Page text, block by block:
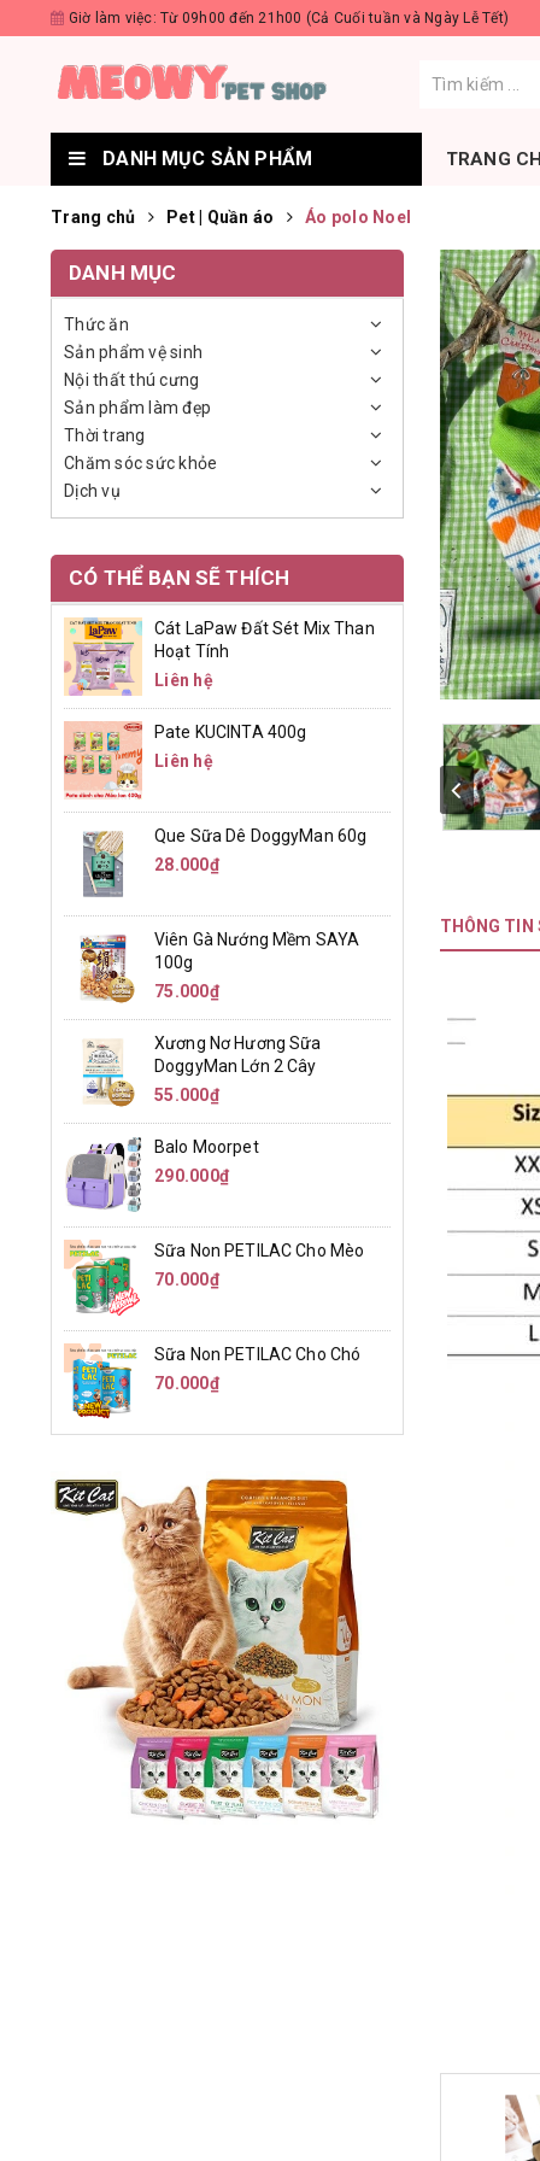
Giờ làm việc: Từ 09h00 đến 21h00 (Cả Cuối tuần và Ngày Lễ Tết)
DANH MỤC SẢN PHẨM TRANG
Trang chủ Pet | Quần áo Áo polo Noel
THÔNG TIN
DANH MỤC
Thức ăn
Sản phẩm vệ sinh
Nội thất thú cưng
Sản phẩm làm đẹp
Thời trang
Chăm sóc sức khỏe
Dịch vụ
CÓ THỂ BẠN SẼ THÍCH
Cát LaPaw Đất Sét Mix Than
Hoạt Tính
Liên hệ
Pate KUCINTA 400g
Liên hệ
Que Sữa Dê DoggyMan 60g
28.000₫
Viên Gà Nướng Mềm SAYA
100g
75.000₫
Xương Nơ Hương Sữa
DoggyMan Lớn 2 Cây
55.000₫
Balo Moorpet
290.000₫
Sữa Non PETILAC Cho Mèo
70.000₫
Sữa Non PETILAC Cho Chó
70.000₫